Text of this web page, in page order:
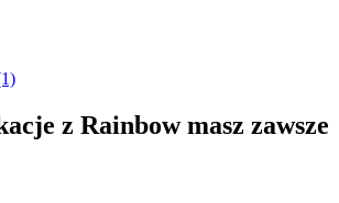
z Rainbow masz zawsze